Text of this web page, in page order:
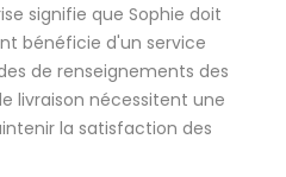
signifie que Sophie doit
bénéficie d'un service
de renseignements des
livraison nécessitent une
la satisfaction des